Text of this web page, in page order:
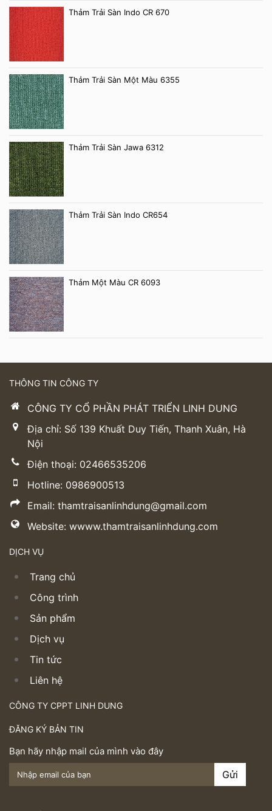
Thảm Trải Sàn Indo CR 670
Thảm Trải Sàn Một Màu 6355
Thảm Trải Sàn Jawa 6312
Thảm Trải Sàn Indo CR654
Thảm Một Màu CR 6093
THÔNG TIN CÔNG TY
CÔNG TY CỔ PHẦN PHÁT TRIỂN LINH DUNG
Địa chỉ: Số 139 Khuất Duy Tiến, Thanh Xuân, Hà
Nội
Điện thoại: 02466535206
Hotline: 0986900513
Email: thamtraisanlinhdung@gmail.com
Website: wwww.thamtraisanlinhdung.com
DỊCH VỤ
Trang chủ
Công trình
Sản phẩm
Dịch vụ
Tin tức
Liên hệ
CÔNG TY CPPT LINH DUNG
ĐĂNG KÝ BẢN TIN
Bạn hãy nhập mail của mình vào đây